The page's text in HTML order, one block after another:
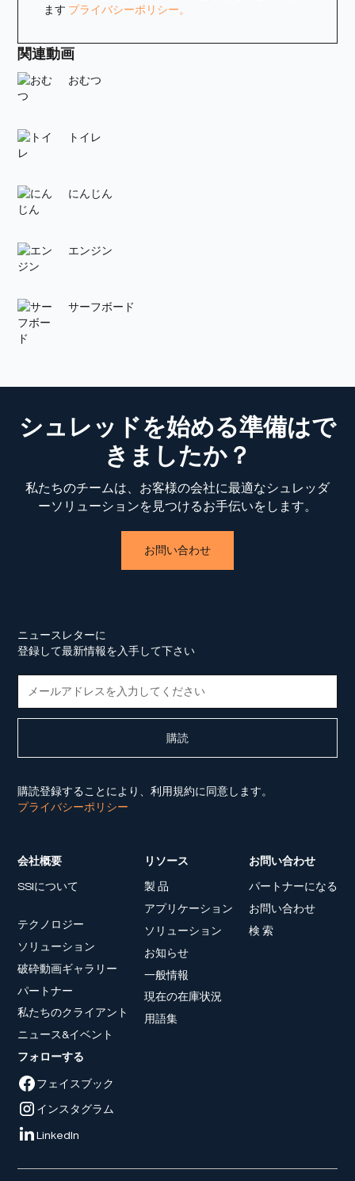
ます プライバシーポリシー。
関連動画
おむつ
トイレ
にんじん
エンジン
サーフボード
シュレッドを始める準備はで
きましたか？
私たちのチームは、お客様の会社に最適なシュレッダ
ーソリューションを見つけるお手伝いをします。
お問い合わせ
ニュースレターに
登録して最新情報を入手して下さい
購読登録することにより、利用規約に同意します。
プライバシーポリシー
会社概要
SSIについて
テクノロジー
ソリューション
破砕動画ギャラリー
パートナー
私たちのクライアント
ニュース&イベント
リソース
製 品
アプリケーション
ソリューション
お知らせ
一般情報
現在の在庫状況
用語集
お問い合わせ
パートナーになる
お問い合わせ
検 索
フォローする
フェイスブック
インスタグラム
LinkedIn